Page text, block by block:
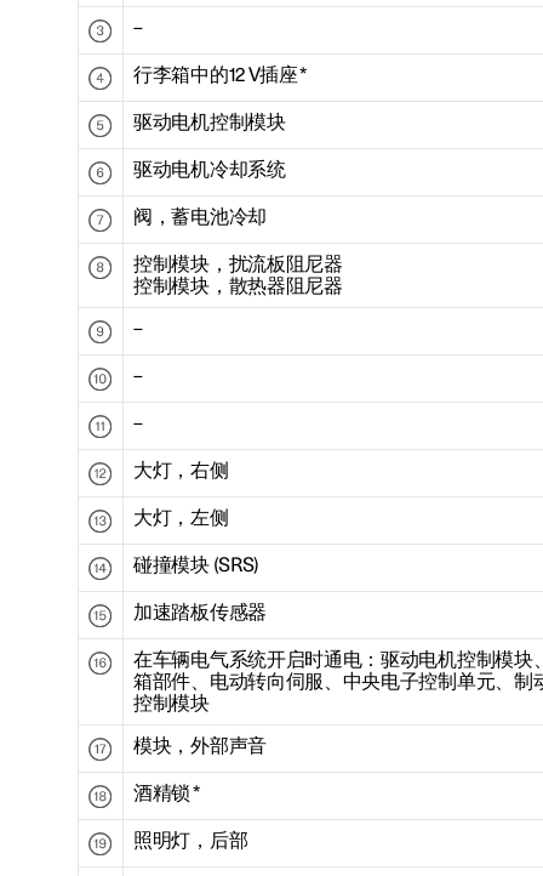
–
行李箱中的12 V插座*
驱动电机控制模块
驱动电机冷却系统
阀，蓄电池冷却
控制模块，扰流板阻尼器
控制模块，散热器阻尼器
–
–
–
大灯，右侧
大灯，左侧
碰撞模块 (SRS)
加速踏板传感器
在车辆电气系统开启时通电：驱动电机控制模块
箱部件、电动转向伺服、中央电子控制单元、制
控制模块
模块，外部声音
酒精锁*
照明灯，后部